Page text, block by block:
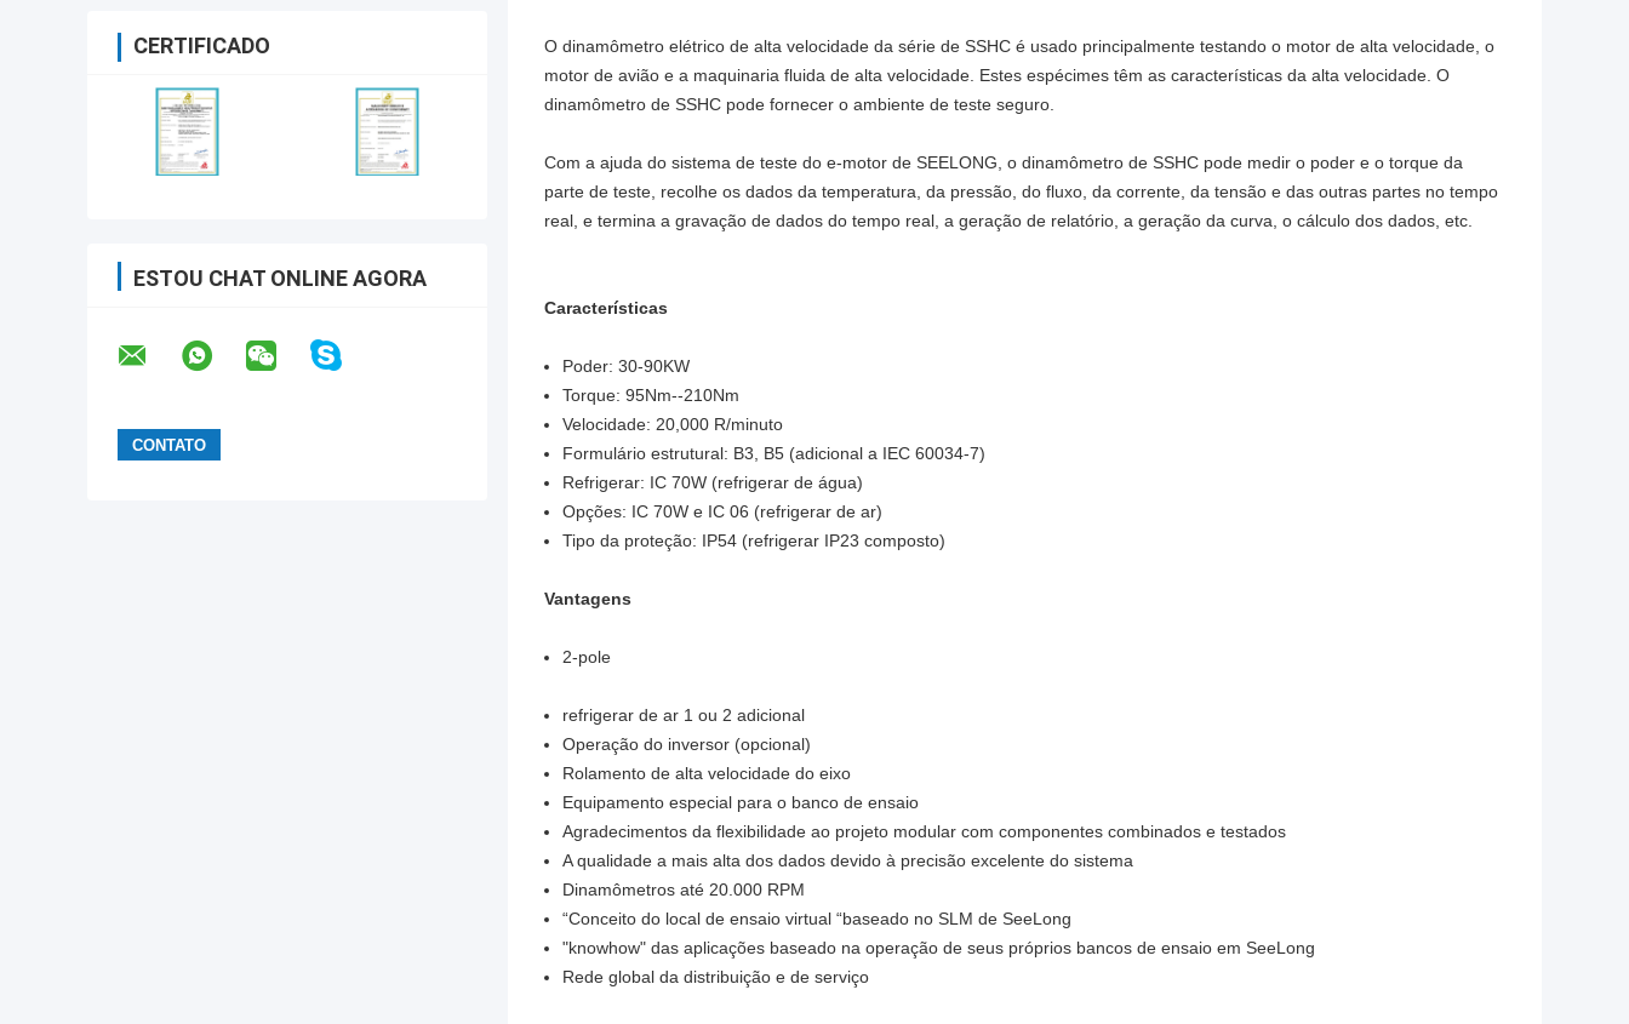
CERTIFICADO
ESTOU CHAT ONLINE AGORA
O dinamômetro elétrico de alta velocidade da série de SSHC é usado principalmente testando o motor de alta velocidade, o
motor de avião e a maquinaria fluida de alta velocidade. Estes espécimes têm as características da alta velocidade. O
dinamômetro de SSHC pode fornecer o ambiente de teste seguro.
Com a ajuda do sistema de teste do e-motor de SEELONG, o dinamômetro de SSHC pode medir o poder e o torque da
parte de teste, recolhe os dados da temperatura, da pressão, do fluxo, da corrente, da tensão e das outras partes no tempo
real, e termina a gravação de dados do tempo real, a geração de relatório, a geração da curva, o cálculo dos dados, etc.
Características
Poder: 30-90KW
Torque: 95Nm--210Nm
Velocidade: 20,000 R/minuto
Formulário estrutural: B3, B5 (adicional a IEC 60034-7)
Refrigerar: IC 70W (refrigerar de água)
Opções: IC 70W e IC 06 (refrigerar de ar)
Tipo da proteção: IP54 (refrigerar IP23 composto)
Vantagens
2-pole
refrigerar de ar 1 ou 2 adicional
Operação do inversor (opcional)
Rolamento de alta velocidade do eixo
Equipamento especial para o banco de ensaio
Agradecimentos da flexibilidade ao projeto modular com componentes combinados e testados
A qualidade a mais alta dos dados devido à precisão excelente do sistema
Dinamômetros até 20.000 RPM
“Conceito do local de ensaio virtual “baseado no SLM de SeeLong
"knowhow" das aplicações baseado na operação de seus próprios bancos de ensaio em SeeLong
Rede global da distribuição e de serviço